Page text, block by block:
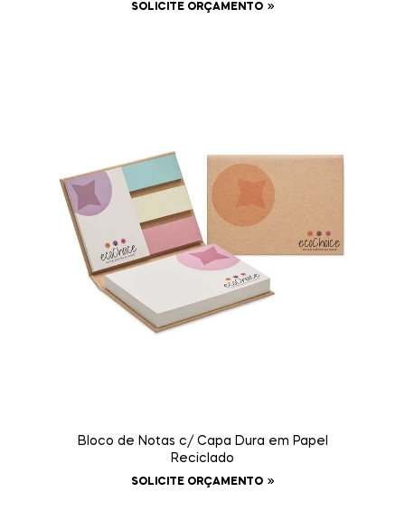
SOLICITE ORÇAMENTO
Bloco de Notas c/ Capa Dura em Papel
Reciclado
SOLICITE ORÇAMENTO